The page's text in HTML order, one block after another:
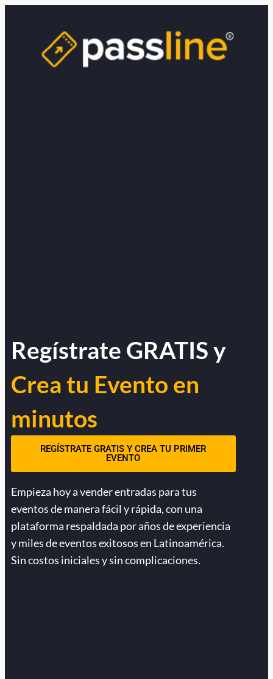
Regístrate GRATIS y
Crea tu Evento en
minutos
REGÍSTRATE GRATIS Y CREA TU PRIMER
EVENTO
Empieza hoy a vender entradas para tus
eventos de manera fácil y rápida, con una
plataforma respaldada por años de experiencia
y miles de eventos exitosos en Latinoamérica.
Sin costos iniciales y sin complicaciones.